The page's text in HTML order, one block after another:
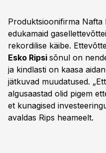
Produktsioonifirma Nafta
edukamaid
rekordilise käibe.
Esko Ripsi sõnul on
ja kindlasti on kaasa
jätkuvad muudatused.
algusaastad olid pigem
et kunagised
avaldas Rips heameelt.